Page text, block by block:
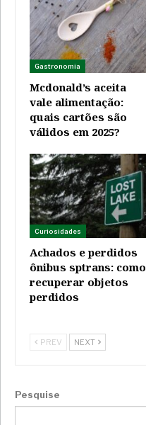
Gastronomia
Mcdonald’s aceita
vale alimentação:
quais cartões são
válidos em 2025?
Curiosidades
Achados e perdidos
ônibus sptrans: como
recuperar objetos
perdidos
PREV NEXT
Pesquise